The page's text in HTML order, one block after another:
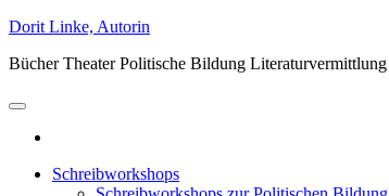
Zum
springen
Dorit Linke, Autorin
Bücher Theater Politische Bildung Literaturvermittlung
Schreibworkshops